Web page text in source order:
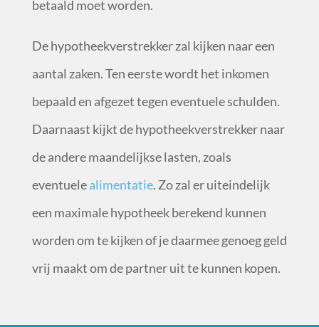
betaald moet worden.
De hypotheekverstrekker zal kijken naar een
aantal zaken. Ten eerste wordt het inkomen
bepaald en afgezet tegen eventuele schulden.
Daarnaast kijkt de hypotheekverstrekker naar
de andere maandelijkse lasten, zoals
eventuelealimentatie. Zo zal er uiteindelijk
een maximale hypotheek berekend kunnen
worden om te kijken of je daarmee genoeg geld
vrij maakt om de partner uit te kunnen kopen.